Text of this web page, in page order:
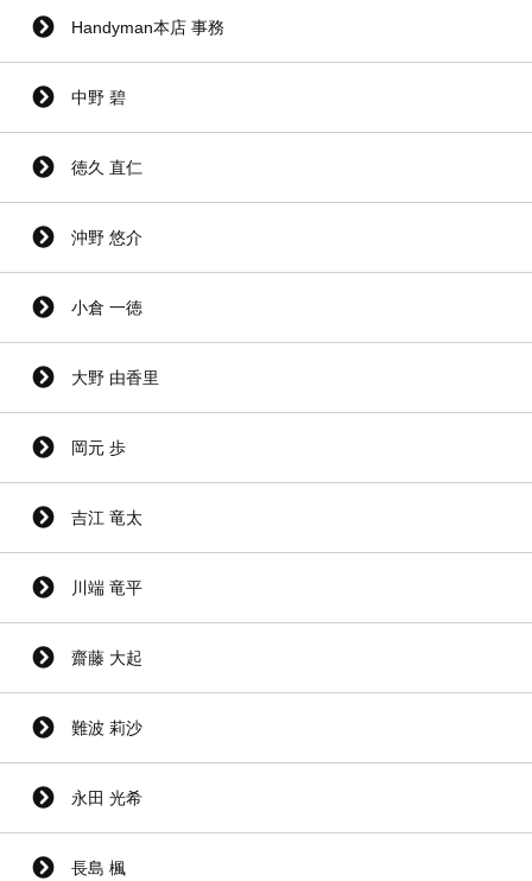
Handyman本店 事務
中野 碧
徳久 直仁
沖野 悠介
小倉 一徳
大野 由香里
岡元 歩
吉江 竜太
川端 竜平
齋藤 大起
難波 莉沙
永田 光希
長島 楓